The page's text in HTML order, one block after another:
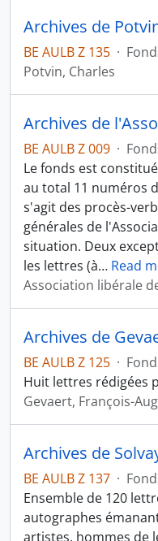
Archives de
BE AULB Z 135 ·
Potvin, Charles
BE AULB Z 009 ·
Le fonds est
au total 11 numéros
s'agit des procès-
générales de
situation. Deux
les lettres (à… Read
Association libérale
BE AULB Z 125 ·
Huit lettres rédigées
Gevaert, François-
Archives de
BE AULB Z 137 ·
Ensemble de 120
autographes
artistes, hommes de